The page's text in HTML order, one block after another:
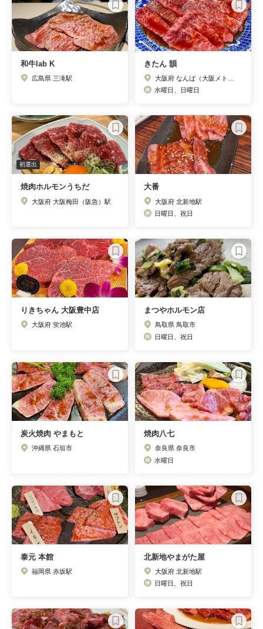
和牛lab K
広島県 三滝駅
きたん 韻
水曜日、日曜日
初選出
焼肉ホルモンうちだ
大阪府 大阪梅田（阪急）駅
大番
大阪府 北新地駅
日曜日、祝日
りきちゃん 大阪豊中店
大阪府 蛍池駅
まつやホルモン店
鳥取県 鳥取市
日曜日、祝日
炭火焼肉 やまもと
沖縄県 石垣市
焼肉八七
奈良県 奈良市
水曜日
泰元 本館
福岡県 赤坂駅
北新地やまがた屋
大阪府 北新地駅
日曜日、祝日